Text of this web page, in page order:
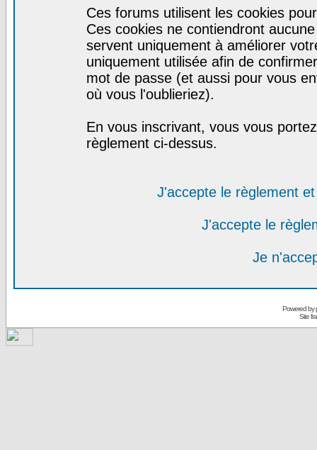
Ces forums utilisent les cookies
Ces cookies ne contiendront
servent uniquement à améliorer
uniquement utilisée afin de
mot de passe (et aussi pour vous
où vous l'oublieriez).
En vous inscrivant, vous vous
règlement ci-dessus.
J'accepte le règlement
J'accepte le
Je
Powered by
Site